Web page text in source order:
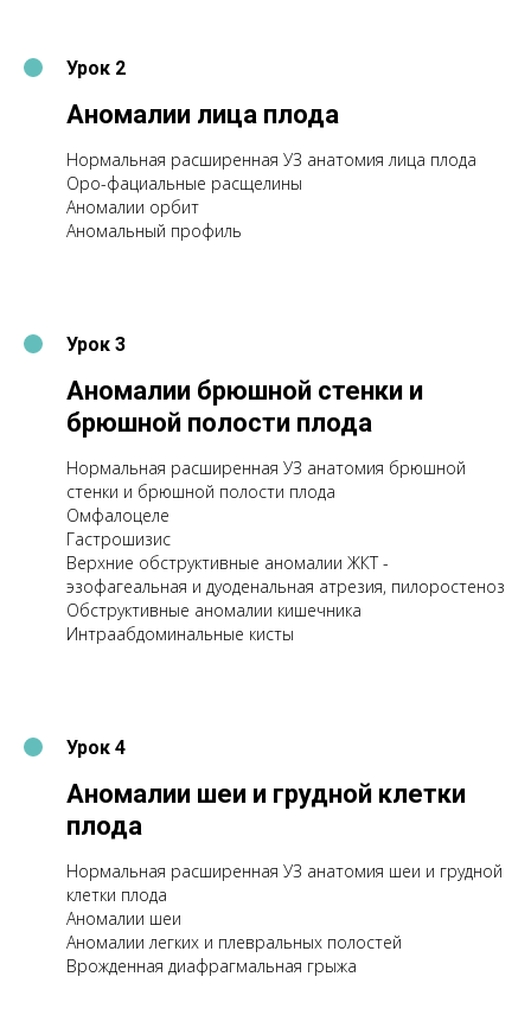
Урок 2
Аномалии лица плода
Нормальная расширенная УЗ анатомия лица плода
Оро-фациальные расщелины
Аномалии орбит
Аномальный профиль
Урок 3
Аномалии брюшной стенки и
брюшной полости плода
Нормальная расширенная УЗ анатомия брюшной
стенки и брюшной полости плода
Омфалоцеле
Гастрошизис
Верхние обструктивные аномалии ЖКТ -
эзофагеальная и дуоденальная атрезия, пилоростеноз
Обструктивные аномалии кишечника
Интраабдоминальные кисты
Урок 4
Аномалии шеи и грудной клетки
плода
Нормальная расширенная УЗ анатомия шеи и грудной
клетки плода
Аномалии шеи
Аномалии легких и плевральных полостей
Врожденная диафрагмальная грыжа